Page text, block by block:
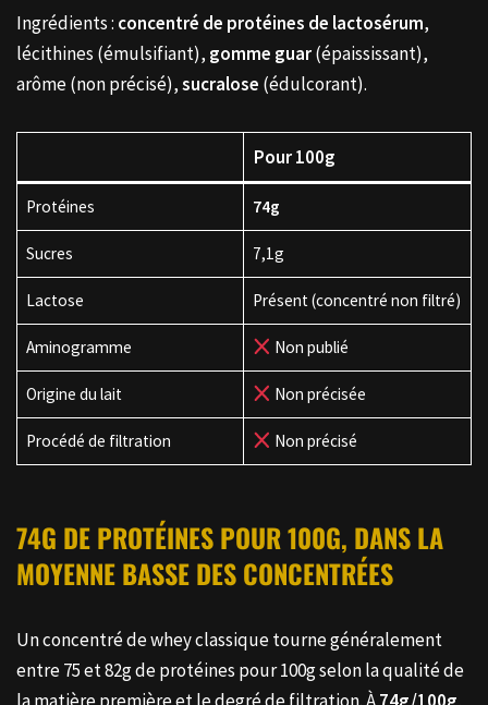
Ingrédients : concentré de protéines de lactosérum,
lécithines (émulsifiant), gomme guar(épaississant),
arôme (non précisé),sucralose (édulcorant).
Pour 100g
Protéines 74g
Sucres 7,1g
Lactose Présent (concentré non filtré)
Aminogramme Non publié
Origine du lait Non précisée
Procédé de filtration Non précisé
74G DE PROTÉINES POUR 100G, DANS LA
MOYENNE BASSE DES CONCENTRÉES
Un concentré de whey classique tourne généralement
entre 75 et 82g de protéines pour 100g selon la qualité de